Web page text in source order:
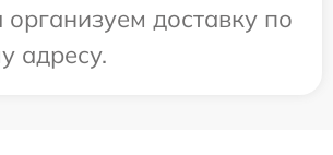
доставку по
адресу.